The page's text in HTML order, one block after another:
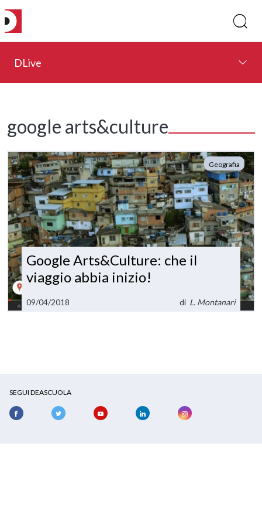
DLive
google arts&culture
Geografia
Google Arts&Culture: che il
viaggio abbia inizio!
09/04/2018 di L. Montanari
SEGUI DEASCUOLA